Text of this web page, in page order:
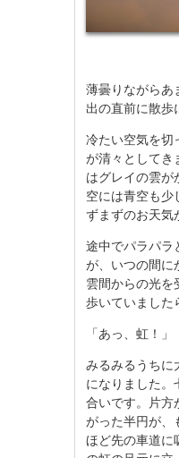
薄曇りながらあ
出の直前に散歩
冷たい空気を切
が清々としてき
はグレイの雲が
空には青空も少
ずまずのお天気
途中でパラパラ
が、いつの間に
雲間からの光を
歩いていました
「あっ、虹！」
みるみるうちに
になりました。
合いです。片方
がった半円が、
ほど先の車道に